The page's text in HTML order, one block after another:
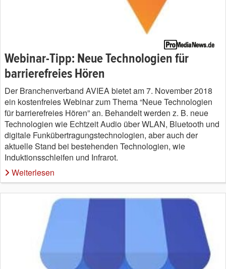
Webinar-Tipp: Neue Technologien für
barrierefreies Hören
Der Branchenverband AVIEA bietet am 7. November 2018
ein kostenfreies Webinar zum Thema “Neue Technologien
für barrierefreies Hören” an. Behandelt werden z. B. neue
Technologien wie Echtzeit Audio über WLAN, Bluetooth und
digitale Funkübertragungstechnologien, aber auch der
aktuelle Stand bei bestehenden Technologien, wie
Induktionsschleifen und Infrarot.
Weiterlesen